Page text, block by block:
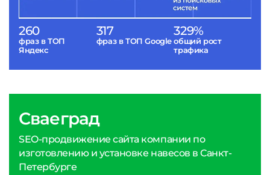
260
фраз в ТОП
Яндекс
317
фраз в ТОП Google
329%
общий рост
трафика
Сваеград
SEO-продвижение сайта компании по
изготовлению и установке навесов в Санкт-
Петербурге